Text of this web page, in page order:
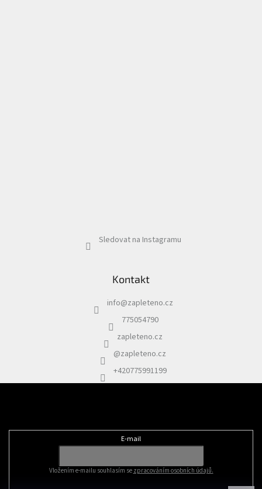
Sledovat na Instagramu
Kontakt
info@zapleteno.cz
775054790
zapleteno.cz
@zapleteno.cz
+420775991199
E-mail
Vložením e-mailu souhlasím se zpracováním osobních údajů.